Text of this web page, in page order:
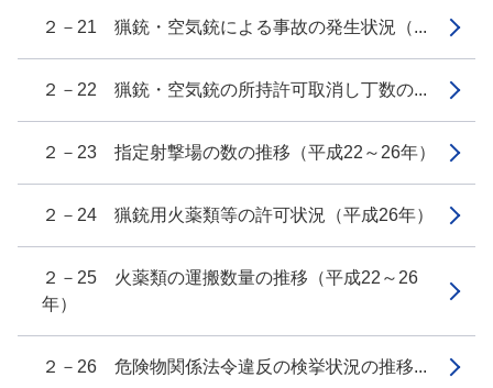
２－21 猟銃・空気銃による事故の発生状況（...
２－22 猟銃・空気銃の所持許可取消し丁数の...
２－23 指定射撃場の数の推移（平成22～26年）
２－24 猟銃用火薬類等の許可状況（平成26年）
２－25 火薬類の運搬数量の推移（平成22～26
年）
２－26 危険物関係法令違反の検挙状況の推移...